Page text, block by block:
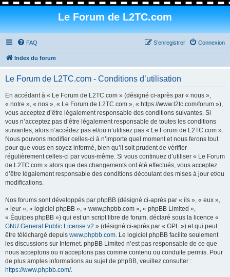
Le Forum de L2TC.com
FAQ Connexion
S’enregistrer
Index du forum
Le Forum de L2TC.com - Conditions d’utilisation
En accédant à « Le Forum de L2TC.com » (désigné ci-après par « nous »,
« notre », « nos », « Le Forum de L2TC.com », « https://www.l2tc.com/forum »),
vous acceptez d’être légalement responsable des conditions suivantes. Si
vous n’acceptez pas d’être légalement responsable de toutes les conditions
suivantes, alors n’accédez pas et/ou n’utilisez pas « Le Forum de L2TC.com ».
Nous pouvons modifier celles-ci à n’importe quel moment et nous ferons tout
pour que vous en soyez informé, bien qu’il soit prudent de vérifier
régulièrement celles-ci par vous-même. Si vous continuez d’utiliser « Le Forum
de L2TC.com » alors que des changements ont été effectués, vous acceptez
d’être légalement responsable des conditions découlant des mises à jour et/ou
modifications.
Nos forums sont développés par phpBB (désigné ci-après par « ils », « eux »,
« leur », « logiciel phpBB », « www.phpbb.com », « phpBB Limited »,
« Équipes phpBB ») qui est un script libre de forum, déclaré sous la licence «
GNU General Public License v2 » (désigné ci-après par « GPL ») et qui peut
être téléchargé depuis www.phpbb.com. Le logiciel phpBB facilite seulement
les discussions sur Internet. phpBB Limited n’est pas responsable de ce que
nous acceptons ou n’acceptons pas comme contenu ou conduite permis. Pour
de plus amples informations au sujet de phpBB, veuillez consulter :
https://www.phpbb.com/.